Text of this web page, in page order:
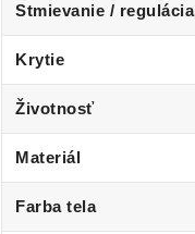
Stmievanie / regulácia
Krytie
Životnosť
Materiál
Farba tela